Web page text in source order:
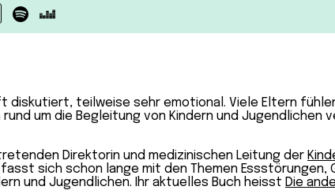
teilweise sehr emotional. Viele Eltern
um die Begleitung von Kindern und Jugendlichen
Direktorin und medizinischen Leitung der
sich schon lange mit den Themen
und Jugendlichen. Ihr aktuelles Buch heisst Die